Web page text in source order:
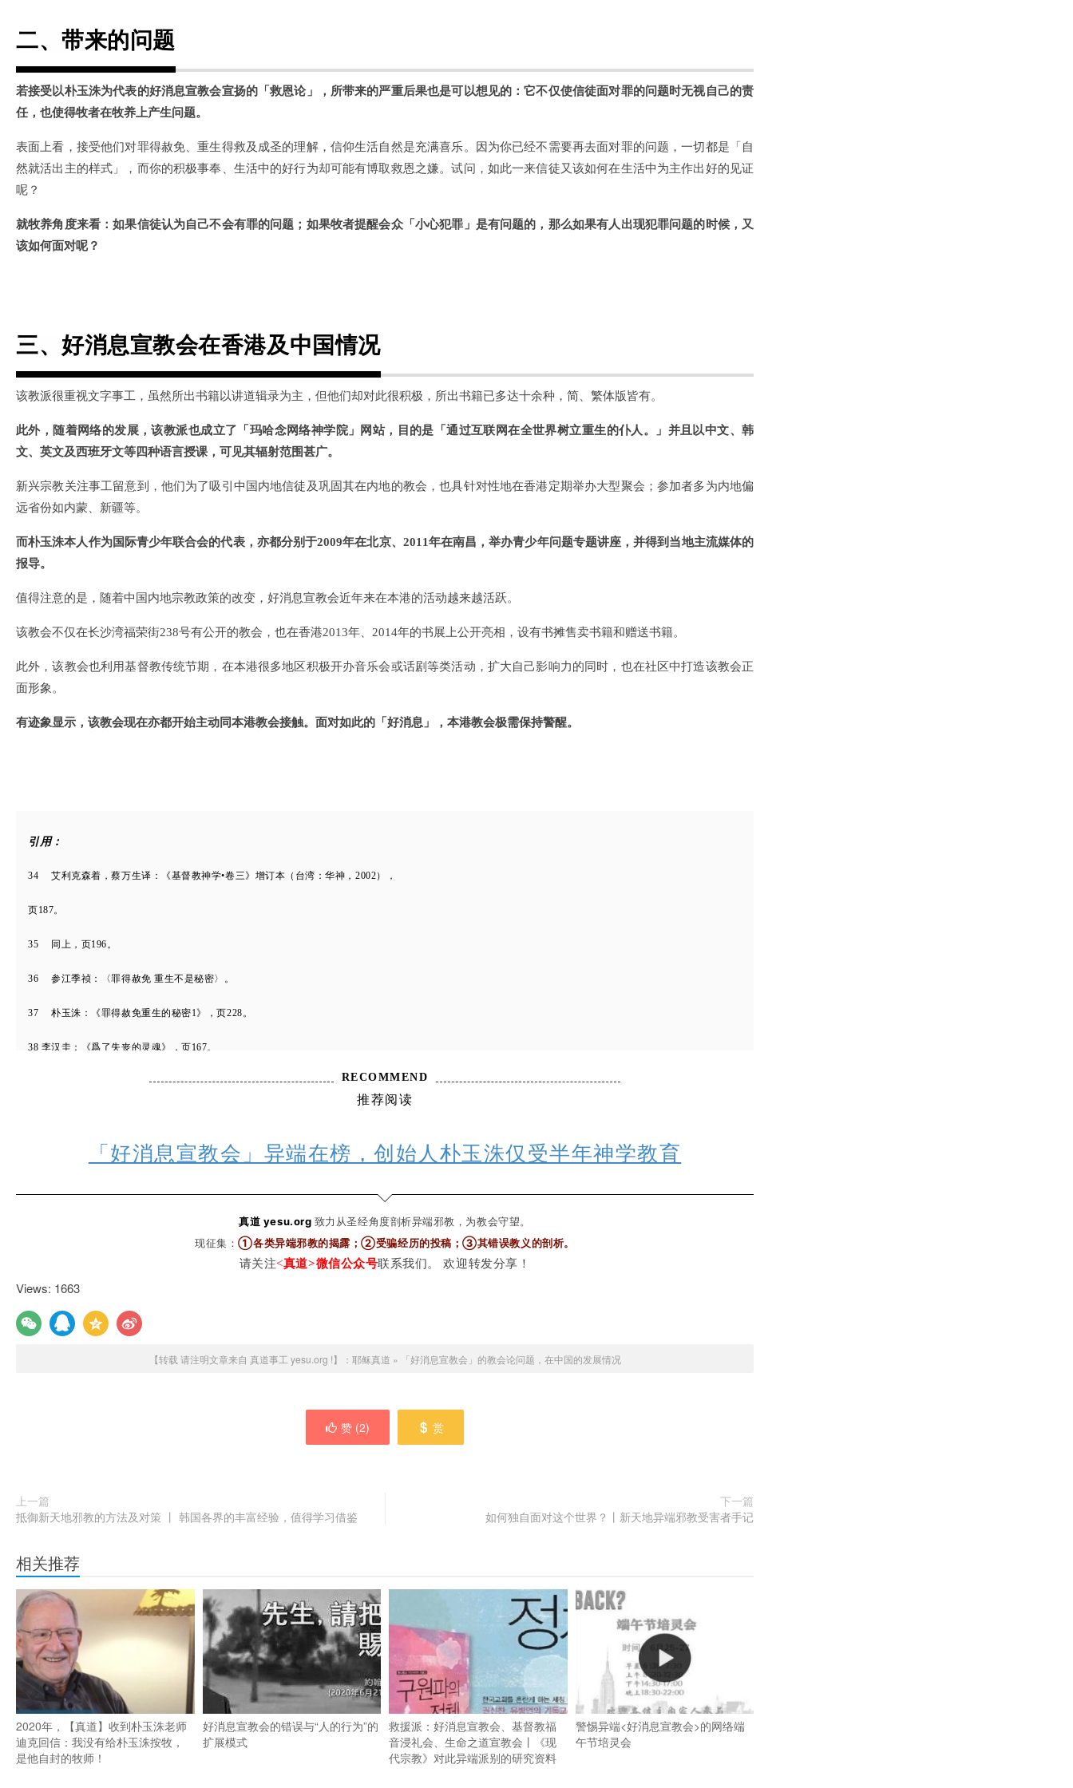
二、带来的问题
若接受以朴玉洙为代表的好消息宣教会宣扬的「救恩论」，所带来的严重后果也是可以想见的：它不仅使信徒面对罪的问题时无视自己的责
任，也使得牧者在牧养上产生问题。
表面上看，接受他们对罪得赦免、重生得救及成圣的理解，信仰生活自然是充满喜乐。因为你已经不需要再去面对罪的问题，一切都是「自
然就活出主的样式」，而你的积极事奉、生活中的好行为却可能有博取救恩之嫌。试问，如此一来信徒又该如何在生活中为主作出好的见证
呢？
就牧养角度来看：如果信徒认为自己不会有罪的问题；如果牧者提醒会众「小心犯罪」是有问题的，那么如果有人出现犯罪问题的时候，又
该如何面对呢？
三、好消息宣教会在香港及中国情况
该教派很重视文字事工，虽然所出书籍以讲道辑录为主，但他们却对此很积极，所出书籍已多达十余种，简、繁体版皆有。
此外，随着网络的发展，该教派也成立了「玛哈念网络神学院」网站，目的是「通过互联网在全世界树立重生的仆人。」并且以中文、韩
文、英文及西班牙文等四种语言授课，可见其辐射范围甚广。
新兴宗教关注事工留意到，他们为了吸引中国内地信徒及巩固其在内地的教会，也具针对性地在香港定期举办大型聚会；参加者多为内地偏
远省份如内蒙、新疆等。
而朴玉洙本人作为国际青少年联合会的代表，亦都分别于2009年在北京、2011年在南昌，举办青少年问题专题讲座，并得到当地主流媒体的
报导。
值得注意的是，随着中国内地宗教政策的改变，好消息宣教会近年来在本港的活动越来越活跃。
该教会不仅在长沙湾福荣街238号有公开的教会，也在香港2013年、2014年的书展上公开亮相，设有书摊售卖书籍和赠送书籍。
此外，该教会也利用基督教传统节期，在本港很多地区积极开办音乐会或话剧等类活动，扩大自己影响力的同时，也在社区中打造该教会正
面形象。
有迹象显示，该教会现在亦都开始主动同本港教会接触。面对如此的「好消息」，本港教会极需保持警醒。
引用：
34 艾利克森着，蔡万生译：《基督教神学•卷三》增订本（台湾：华神，2002），
页187。
35 同上，页196。
36 参江季祯：〈罪得赦免 重生不是秘密〉。
37 朴玉洙：《罪得赦免重生的秘密1》，页228。
38 李汉圭：《爲了失丧的灵魂》，页167。
39 朴玉洙：《两种信仰》（香港：好消息香港教会出版部，2011)，页75。
41 〈玛哈念网络神学院招生信息〉，《MAHANAIM网》；< http://www.
42 〈学院简介〉，《玛哈念网络神学院网》；
<http://www.fuyinjiayuan.com/>（2014年1月16日下载）。
43 〈新兴教派动向：韩国异端「好消息宣教会」现香港〉，《新兴宗教关注小
组网》；<http://www.cgner.org/index.php/cultactivity/117-2012-02-14-03-24-17>
youth.cn/gn/200912/t20091215_1111258.htm>（2014年1月15日下载）。
RECOMMEND
推荐阅读
「好消息宣教会」异端在榜，创始人朴玉洙仅受半年神学教育
真道 yesu.org 致力从圣经角度剖析异端邪教，为教会守望。
现征集：①各类异端邪教的揭露；②受骗经历的投稿；③其错误教义的剖析。
请关注<真道>微信公众号联系我们。 欢迎转发分享！
Views: 1663
【转载 请注明文章来自 真道事工 yesu.org !】： 耶稣真道 » 「好消息宣教会」的教会论问题，在中国的发展情况
赞 (2) 赏
上一篇
抵御新天地邪教的方法及对策 丨 韩国各界的丰富经验，值得学习借鉴
下一篇
如何独自面对这个世界？丨新天地异端邪教受害者手记
相关推荐
2020年，【真道】收到朴玉洙老师
迪克回信：我没有给朴玉洙按牧，
是他自封的牧师！
好消息宣教会的错误与“人的行为”的
扩展模式
救援派：好消息宣教会、基督教福
音浸礼会、生命之道宣教会丨《现
代宗教》对此异端派别的研究资料
警惕异端<好消息宣教会>的网络端
午节培灵会